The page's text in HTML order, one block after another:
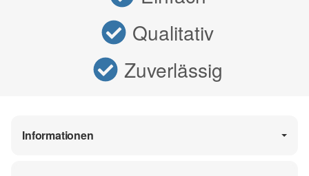
Qualitativ
Zuverlässig
Informationen